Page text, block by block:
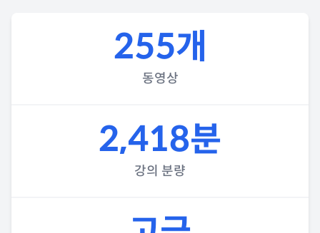
255개
동영상
2,418분
강의 분량